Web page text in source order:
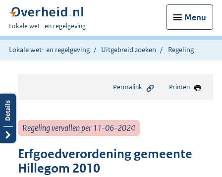
Menu
U
bent
hier:
Lokale wet- en regelgeving
Lokale wet- en regelgeving Uitgebreid zoeken Regeling
Permalink Printen
Regeling vervallen per 11-06-2024
Erfgoedverordening gemeente
Hillegom 2010